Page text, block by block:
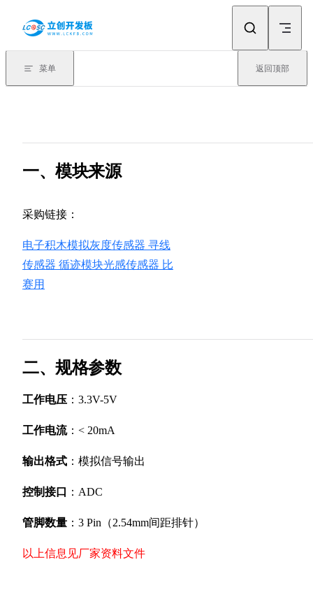
菜单 返回顶部
一、模块来源
采购链接：
电子积木模拟灰度传感器 寻线
传感器 循迹模块光感传感器 比
赛用
二、规格参数
工作电压 ：3.3V-5V
工作电流：< 20mA
输出格式 ：模拟信号输出
控制接口 ：ADC
管脚数量 ：3 Pin（2.54mm间距排针）
以上信息见厂家资料文件